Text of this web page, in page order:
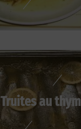
Truites au thym